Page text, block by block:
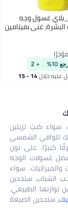
غسول وجه
غني بفيتامين
| يُنظف البشرة من
| يُزيل البقع الداكنة |
| مناسب لجميع
والنساء | نباتي |
لوريل الصوديوم
+ 2
عليه خلال 14 - 15
سواء كنتِ تزيلين
للواقي الشمسي
كبيرًا. على نون
غسولات الوجه
سواء
الشباب، ستجدين
الطبيعي.
، ستجدين الصيغة